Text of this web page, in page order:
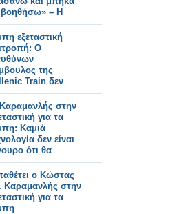
– Η
φοιτητή
εξεταστική για
εξεταστική
Ο
της
Train δεν
την
του.
στην
για τα
Καμιά
δεν είναι
ότι θα
το
ο Κώστας
Καραμανλής στην
για τα